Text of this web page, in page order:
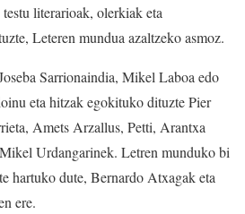
literarioak, olerkiak eta
Leteren mundua azaltzeko asmoz.
Sarrionaindia, Mikel Laboa edo
eta hitzak egokituko dituzte Pier
Amets Arzallus, Petti, Arantxa
Urdangarinek. Letren munduko bi
hartuko dute, Bernardo Atxagak eta
ere.